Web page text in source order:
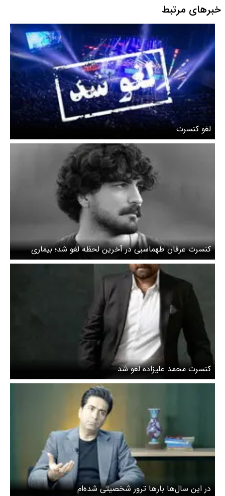
خبرهای مرتبط
لغو کنسرت
کنسرت عرفان طهماسبی در آخرین لحظه لغو شد؛ بیماری
صدایش را گرفت
کنسرت محمد علیزاده لغو شد
در این سال‌ها بارها ترور شخصیتی شده‌ام‌